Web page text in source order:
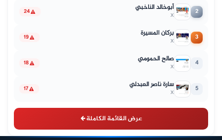
2 أبوخالد الناخبي
X
24
3 بركان المسيرة
X
19
4 صالح الحمومي
X
18
5 سارة ناصر العبدلي
X
17
عرض القائمة الكاملة